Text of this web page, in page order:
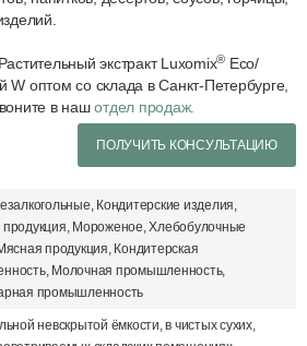
экстракт Luxomix® Еco/
оптом со склада в Санкт-Петербурге,
в нашотдел продаж.
ПОЛУЧИТЬ КОНСУЛЬТАЦИЮ
Кондитерские изделия,
Мороженое, Хлебобулочные
продукция, Кондитерская
Молочная промышленность,
промышленность
невскрытой ёмкости, в чистых сухих,